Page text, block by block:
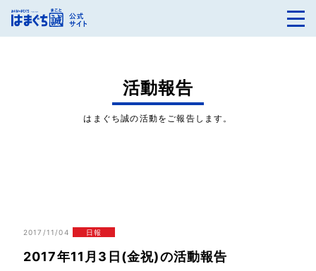
活動報告
はまぐち誠の活動をご報告します。
2017/11/04 日報
2017年11月3日(金祝)の活動報告